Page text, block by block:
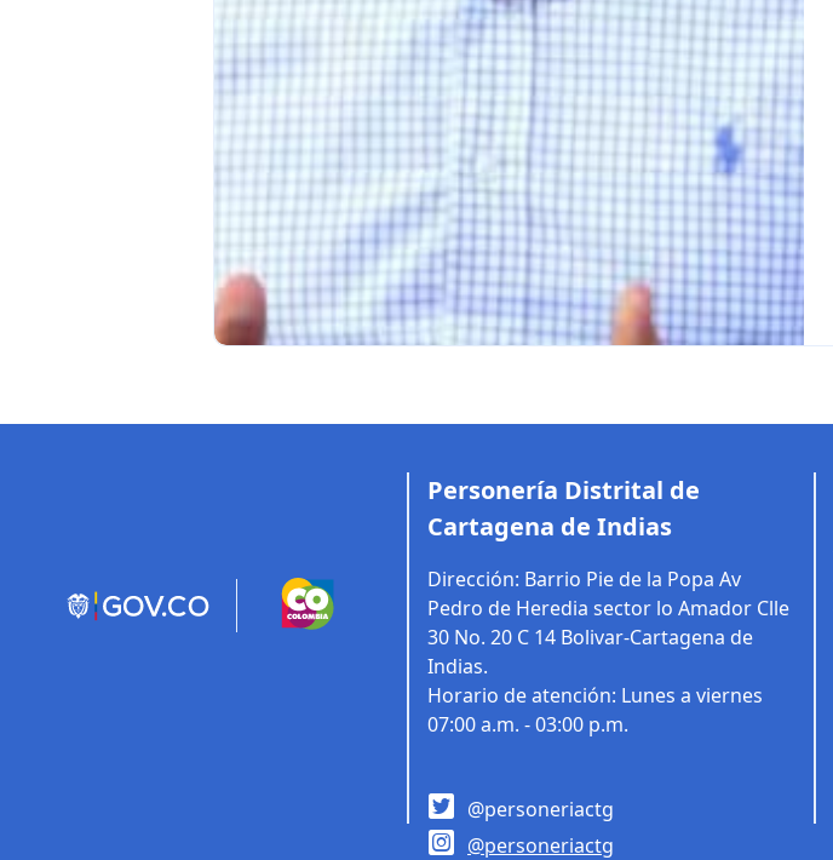
Personería Distrital de
Cartagena de Indias
Dirección: Barrio Pie de la Popa Av
Pedro de Heredia sector lo Amador Clle
30 No. 20 C 14 Bolivar-Cartagena de
Indias.
Horario de atención: Lunes a viernes
07:00 a.m. - 03:00 p.m.
@personeriactg
@personeriactg